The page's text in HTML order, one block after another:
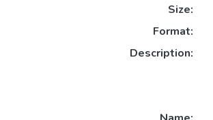
Size:
Format:
Description: